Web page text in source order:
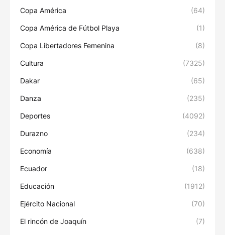
Copa América (64)
Copa América de Fútbol Playa (1)
Copa Libertadores Femenina (8)
Cultura (7325)
Dakar (65)
Danza (235)
Deportes (4092)
Durazno (234)
Economía (638)
Ecuador (18)
Educación (1912)
Ejército Nacional (70)
El rincón de Joaquín (7)